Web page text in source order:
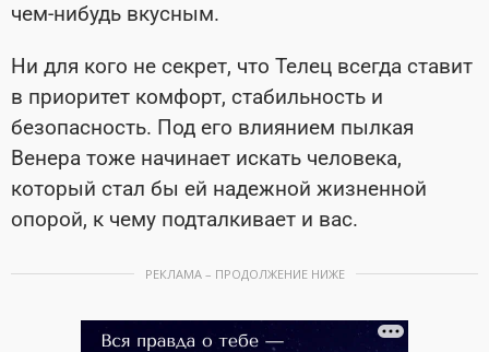
чем-нибудь вкусным.
Ни для кого не секрет, что Телец всегда ставит
в приоритет комфорт, стабильность и
безопасность. Под его влиянием пылкая
Венера тоже начинает искать человека,
который стал бы ей надежной жизненной
опорой, к чему подталкивает и вас.
РЕКЛАМА – ПРОДОЛЖЕНИЕ НИЖЕ